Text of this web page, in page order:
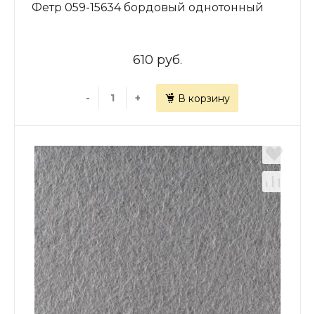
Фетр 059-15634 бордовый однотонный
610 руб.
- + В корзину